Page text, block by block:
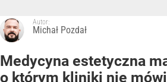
Autor:
Michał Pozdał
Medycyna estetyczna
o którym kliniki nie